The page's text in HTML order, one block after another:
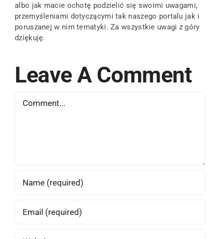
albo jak macie ochotę podzielić się swoimi uwagami,
przemyśleniami dotyczącymi tak naszego portalu jak i
poruszanej w nim tematyki. Za wszystkie uwagi z góry
dziękuję.
Leave A Comment